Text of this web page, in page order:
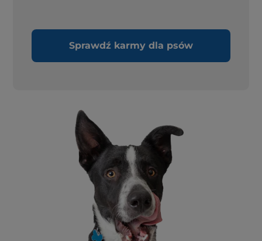
Sprawdź karmy dla psów